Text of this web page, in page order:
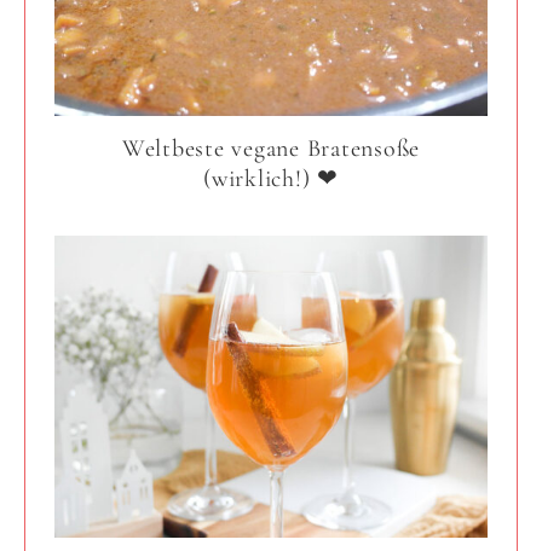
Weltbeste vegane Bratensoße
(wirklich!) ❤